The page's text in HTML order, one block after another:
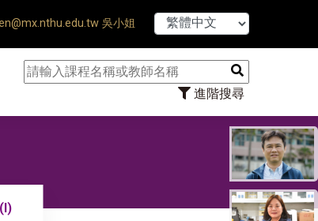
吳小姐
進階搜尋
【7/31】114